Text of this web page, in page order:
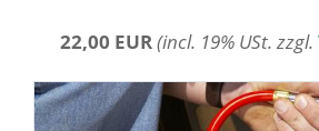
22,00 EUR(incl. 19% USt. zzgl.